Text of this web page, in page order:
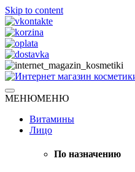
Skip to content
Интернет магазин
Натуральная косметика
МЕНЮМЕНЮ
Витамины
Лицо
По назначению